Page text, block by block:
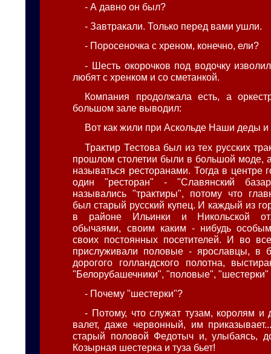
- А давно он был?
- Завтракали. Только перед вами ушли.
- Поросеночка с хреном, конечно, ели?
- Шесть окорочков под водочку
любят с хренком и со сметанкой.
Компания продолжала есть, а
большом зале выводил:
Вот как жили при Аскольде Наши деды и
Трактир Тестова был из тех русских
прошлом столетии были в большой моде,
называться ресторанами. Тогда в центре
один "ресторан" - "Славянский
назывались "трактиры", потому что
был старый русский купец. И каждый из
в районе Ильинки и Никольской
обычаями, своим каким - нибудь
своих постоянных посетителей. И во
прислуживали половые - ярославцы, в
дорогого голландского полотна,
"Белорубашечники", "половые", "шестерки"
- Почему "шестерки"?
- Потому, что служат тузам, королям и
валет, даже червонный, им
старый половой Федотыч и, улыбаясь,
Козырная шестерка и туза бьет!